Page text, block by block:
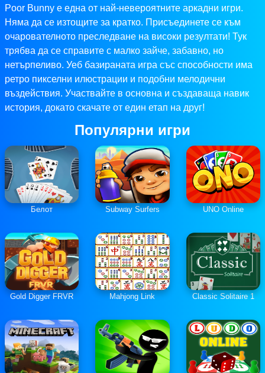
Poor Bunny е една от най-невероятните аркадни игри.
Няма да се изтощите за кратко. Присъединете се към
очарователното преследване на високи резултати! Тук
трябва да се справите с малко зайче, забавно, но
нетърпеливо. Уеб базираната игра със способности има
ретро пикселни илюстрации и подобни мелодични
въздействия. Участвайте в основна и създаваща навик
история, докато скачате от един етап на друг!
Популярни игри
Белот Subway Surfers UNO Online
Gold Digger FRVR Mahjong Link Classic Solitaire 1